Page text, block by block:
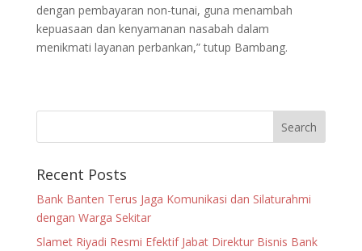
dengan pembayaran non-tunai, guna menambah
kepuasaan dan kenyamanan nasabah dalam
menikmati layanan perbankan,” tutup Bambang.
Recent Posts
Bank Banten Terus Jaga Komunikasi dan Silaturahmi
dengan Warga Sekitar
Slamet Riyadi Resmi Efektif Jabat Direktur Bisnis Bank